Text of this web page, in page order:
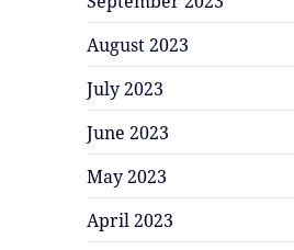
August 2023
July 2023
June 2023
May 2023
April 2023